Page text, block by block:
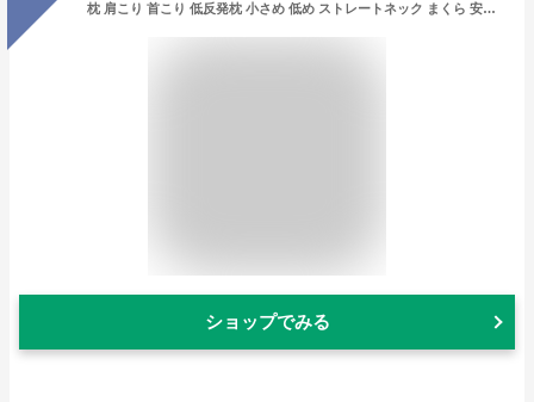
枕 肩こり 首こり 低反発枕 小さめ 低め ストレートネック まくら 安眠枕 横向き枕 枕カバー付 熟睡 頸椎症 肩 背中 頸椎 ヘルニア いびき 無呼吸 健康枕 マクラ ピロー 50×30cm あす楽 ギフト 翌日 送料無料
ショップでみる